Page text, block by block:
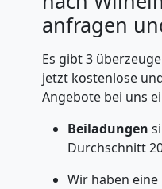
anfragen
Es gibt 3
jetzt kostenlose
Angebote bei uns
Beiladungen
Durchschnitt
Wir haben eine